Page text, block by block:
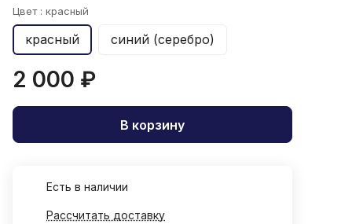
Цвет : красный
красный синий (серебро)
2 000 ₽
В корзину
Есть в наличии
Рассчитать доставку